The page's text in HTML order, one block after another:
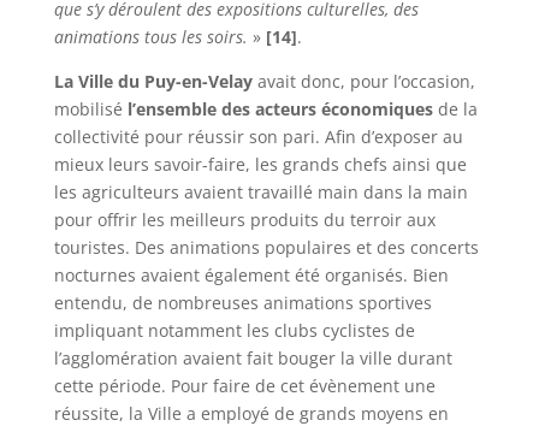
que s’y déroulent des expositions culturelles, des
animations tous les soirs. » [14].
La Ville du Puy-en-Velayavait donc, pour l’occasion,
mobilisé l’ensemble des acteurs économiquesde la
collectivité pour réussir son pari. Afin d’exposer au
mieux leurs savoir-faire, les grands chefs ainsi que
les agriculteurs avaient travaillé main dans la main
pour offrir les meilleurs produits du terroir aux
touristes. Des animations populaires et des concerts
nocturnes avaient également été organisés. Bien
entendu, de nombreuses animations sportives
impliquant notamment les clubs cyclistes de
l’agglomération avaient fait bouger la ville durant
cette période. Pour faire de cet évènement une
réussite, la Ville a employé de grands moyens en